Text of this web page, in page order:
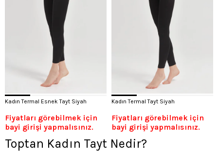
Kadın Termal Esnek Tayt Siyah
Fiyatları görebilmek için
bayi girişi yapmalısınız.
Kadın Termal Tayt Siyah
Fiyatları görebilmek için
bayi girişi yapmalısınız.
Toptan Kadın Tayt Nedir?